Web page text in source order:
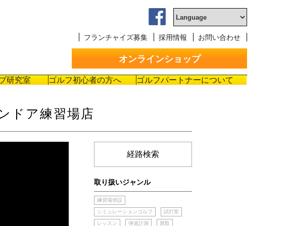
フランチャイズ募集
採用情報 お問い合わせ
オンラインショップ
研究室 ゴルフ初心者の方へ ゴルフパートナーについて
ドア練習場店
経路検索
取り扱いジャンル
練習場併設
シミュレーションゴルフ 試打室
レッスン 弾道計測 買取